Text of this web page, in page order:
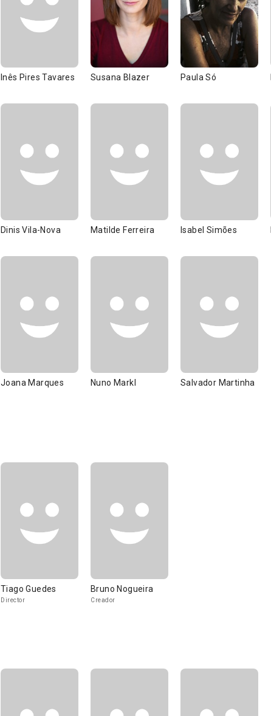
Inês Pires Tavares Susana Blazer Paula Só
Dinis Vila-Nova Matilde Ferreira Isabel Simões
Joana Marques Nuno Markl Salvador Martinha
Tiago Guedes
Director
Bruno Nogueira
Creador